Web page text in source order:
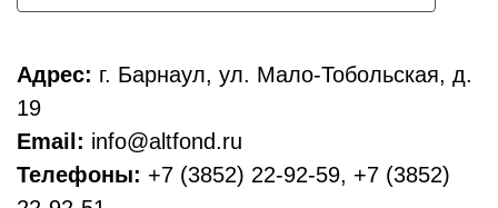
Адрес: г. Барнаул, ул. Мало-Тобольская, д.
19
Email: info@altfond.ru
Телефоны: +7 (3852) 22-92-59, +7 (3852)